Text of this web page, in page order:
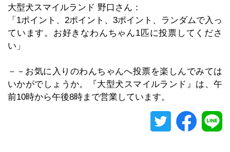
大型犬スマイルランド 野口さん：
「1ポイント、2ポイント、3ポイント、ランダムで入っ
ています。お好きなわんちゃん1匹に投票してくださ
い」
－－お気に入りのわんちゃんへ投票を楽しんでみては
いかがでしょうか。『大型犬スマイルランド』は、午
前10時から午後8時まで営業しています。